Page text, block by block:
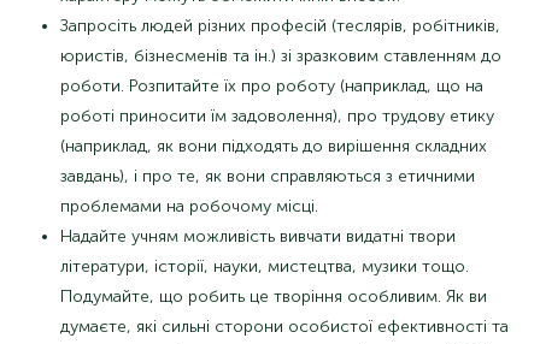
Запросіть людей різних професій (теслярів, робітників,
юристів, бізнесменів та ін.) зі зразковим ставленням до
роботи. Розпитайте їх про роботу (наприклад, що на
роботі приносити їм задоволення), про трудову етику
(наприклад, як вони підходять до вирішення складних
завдань), і про те, як вони справляються з етичними
проблемами на робочому місці.
Надайте учням можливість вивчати видатні твори
літератури, історії, науки, мистецтва, музики тощо.
Подумайте, що робить це творіння особливим. Як ви
думаєте, які сильні сторони особистої ефективності та